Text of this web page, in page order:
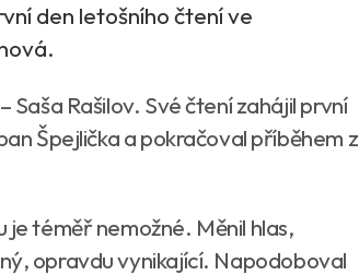
den letošního čtení ve
Rašilov. Své čtení zahájil první
Špejlička a pokračoval příběhem z
téměř nemožné. Měnil hlas,
opravdu vynikající. Napodoboval